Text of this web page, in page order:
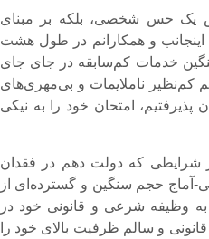
یک حس شخصی، بلکه بر مبنای
و همکارانم در طول هشت
خدمات کم‌سابقه در جای جای
کم‌نظیر ناملایمات و بی‌مهری‌های
امتحان خود را به نیکی
شرایطی که دولت دهم در فقدان
آماج حجم سنگین و گسترده‌ای از
به وظیفه شرعی و قانونی خود در
و سالم ظرفیت بالای خود را